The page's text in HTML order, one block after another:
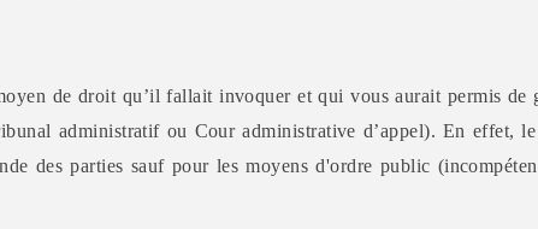
de droit qu’il fallait invoquer et qui vous aurait permis de
administratif ou Cour administrative d’appel). En effet,
des parties sauf pour les moyens d'ordre public